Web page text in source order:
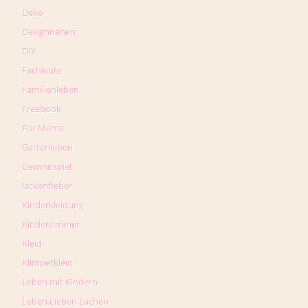
Deko
Designnähen
DIY
Fachleute
Familienleben
Freebook
Für Mama
Gartenleben
Gewinnspiel
Jackenfieber
Kinderkleidung
Kinderzimmer
Kleid
Klimperklein
Leben mit Kindern
Leben.Lieben.Lachen